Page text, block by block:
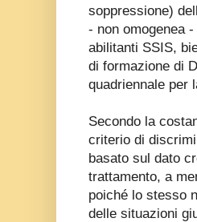
soppressione)
- non omogenea
abilitanti SSIS,
di formazione di
quadriennale per
Secondo la
criterio di
basato sul dato
trattamento, a
poiché lo stesso
delle situazioni